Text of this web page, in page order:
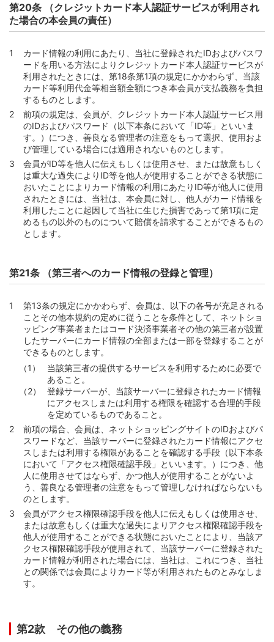
第20条 （クレジットカード本人認証サービスが利用され
た場合の本会員の責任）
カード情報の利用にあたり、当社に登録されたIDおよびパスワ
ードを用いる方法によりクレジットカード本人認証サービスが
利用されたときには、第18条第1項の規定にかかわらず、当該
カード等利用代金等相当額全額につき本会員が支払義務を負担
するものとします。
前項の規定は、会員が、クレジットカード本人認証サービス用
のIDおよびパスワード（以下本条において「ID等」といいま
す。）につき、善良なる管理者の注意をもって選択、使用およ
び管理している場合には適用されないものとします。
会員がID等を他人に伝えもしくは使用させ、または故意もしく
は重大な過失によりID等を他人が使用することができる状態に
おいたことによりカード情報の利用にあたりID等が他人に使用
されたときには、当社は、本会員に対し、他人がカード情報を
利用したことに起因して当社に生じた損害であって第1項に定
めるもの以外のものについて賠償を請求することができるもの
とします。
第21条 （第三者へのカード情報の登録と管理）
第13条の規定にかかわらず、会員は、以下の各号が充足される
ことその他本規約の定めに従うことを条件として、ネットショ
ッピング事業者またはコード決済事業者その他の第三者が設置
したサーバーにカード情報の全部または一部を登録することが
できるものとします。
当該第三者の提供するサービスを利用するために必要で
あること。
登録サーバーが、当該サーバーに登録されたカード情報
にアクセスしまたは利用する権限を確認する合理的手段
を定めているものであること。
前項の場合、会員は、ネットショッピングサイトのIDおよびパ
スワードなど、当該サーバーに登録されたカード情報にアクセ
スしまたは利用する権限があることを確認する手段（以下本条
において「アクセス権限確認手段」といいます。）につき、他
人に使用させてはならず、かつ他人が使用することがないよ
う、善良なる管理者の注意をもって管理しなければならないも
のとします。
会員がアクセス権限確認手段を他人に伝えもしくは使用させ、
または故意もしくは重大な過失によりアクセス権限確認手段を
他人が使用することができる状態においたことにより、当該ア
クセス権限確認手段が使用されて、当該サーバーに登録された
カード情報が利用された場合には、当社は、これにつき、当社
との関係では会員によりカード等が利用されたものとみなしま
す。
第2款 その他の義務